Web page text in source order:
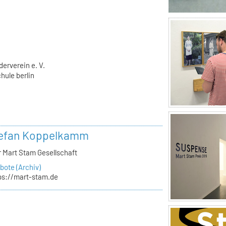
e. V.
berlin
Koppelkamm
Mart Stam Gesellschaft
(Archiv)
mart-stam.de